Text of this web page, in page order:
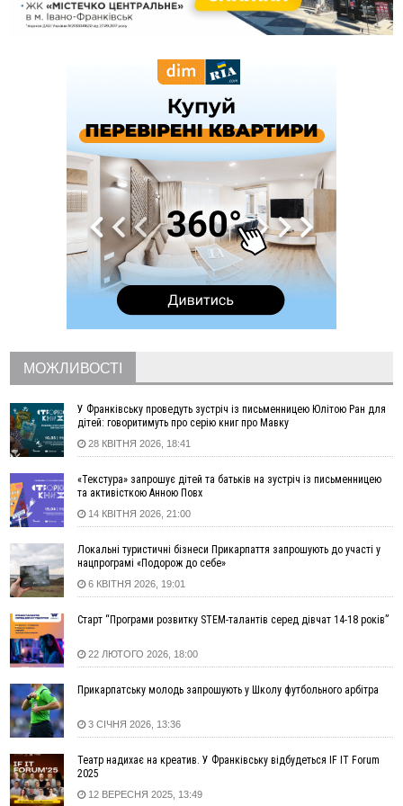
11:45
У Надвірній п'яна жінка побила малолітнього хлопчика: суд
призначив штраф і 30 тисяч компенсації
води наблизилися до найнижчих показників
У Бурштині поблизу АЗС сталася масова бійка, поліція
ФОП із Житомира після купівлі права вимоги за 120
тисяч позивається до Франківська на понад 20 млн грн
У горах біля Осмолоди за допомогою БПЛА розшукали
двох жінок, які заблукали під час збирання ягід
У Франківську вперше прооперували немовля без
відкритої операції
На лінії зіткнення загинув керівник пошукового загону
"Плацдарм" Олексій Юков
17:20
Українці подали рекордну кількість заяв до університетів.
Які спеціальності обирають
16:43
Зарплати на Прикарпатті за місяць зросли на 10%, але до
середньої по Україні ще далеко
16:14
Франківець, який стріляв біля АЗС, вийшов під заставу та
15:54
Прикарпатець прийшов у Пенсійний та заявив поліції про
гранату, бо йому не нарахували пенсію
14:59
У Болгарії затримали прикарпатця, який виготовляв
наркотики для міжнародного синдикату
14:47
Стефанішина отримала нову підозру. Їй обирають
запобіжний захід
майже 64 тисячі гривень
13:13
У четвер на Прикарпатті очікується сильна спека до 39°
13:00
На Снятинщині спіймали чоловіка, який зливав з цистерни
у полі невідому речовину
12:29
У МОЗ змінили підхід до госпіталізації та оновили правила
роботи стаціонарів
12:07
На межі Прикарпаття і Тернопільщини невідомі засипали
русло Золотої Липи та облаштували переправу
11:44
У Франківську та Яремче зафіксували нові температурні
МОЖЛИВОСТІ
У Франківську проведуть зустріч із письменницею Юлітою Ран для
дітей: говоритимуть про серію книг про Мавку
28 КВІТНЯ 2026, 18:41
«Текстура» запрошує дітей та батьків на зустріч із письменницею
та активісткою Анною Повх
14 КВІТНЯ 2026, 21:00
Локальні туристичні бізнеси Прикарпаття запрошують до участі у
нацпрограмі «Подорож до себе»
6 КВІТНЯ 2026, 19:01
Старт “Програми розвитку STEM-талантів серед дівчат 14-18 років”
22 ЛЮТОГО 2026, 18:00
Прикарпатську молодь запрошують у Школу футбольного арбітра
3 СІЧНЯ 2026, 13:36
Театр надихає на креатив. У Франківську відбудеться IF IT Forum
2025
12 ВЕРЕСНЯ 2025, 13:49